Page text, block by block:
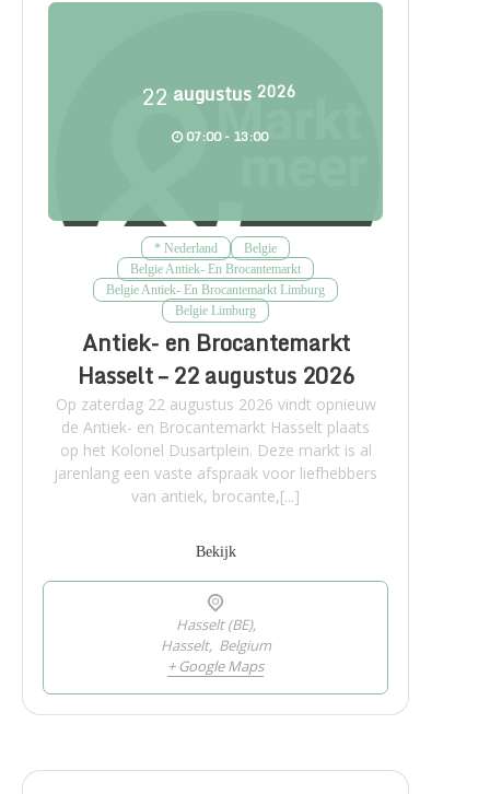
22 augustus 2026
07:00 - 13:00
* Nederland
Belgie
Belgie Antiek- En Brocantemarkt
Belgie Antiek- En Brocantemarkt Limburg
Belgie Limburg
Antiek- en Brocantemarkt
Hasselt – 22 augustus 2026
Op zaterdag 22 augustus 2026 vindt opnieuw
de Antiek- en Brocantemarkt Hasselt plaats
op het Kolonel Dusartplein. Deze markt is al
jarenlang een vaste afspraak voor liefhebbers
van antiek, brocante,[...]
Bekijk
Hasselt (BE),
Hasselt, Belgium
+ Google Maps